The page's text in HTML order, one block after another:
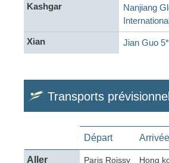
Kashgar
Nanjiang
Xian Jian Guo 5*
Transports
Départ Arrivée
Aller
Paris Roissy
Hong